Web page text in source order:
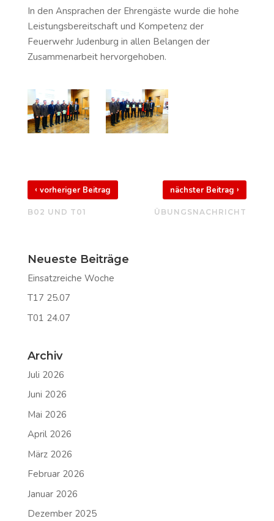
In den Ansprachen der Ehrengäste wurde die hohe
Leistungsbereitschaft und Kompetenz der
Feuerwehr Judenburg in allen Belangen der
Zusammenarbeit hervorgehoben.
‹ vorheriger Beitrag
B02 UND T01
nächster Beitrag›
ÜBUNGSNACHRICHT
Neueste Beiträge
Einsatzreiche Woche
T17 25.07
T01 24.07
Archiv
Juli 2026
Juni 2026
Mai 2026
April 2026
März 2026
Februar 2026
Januar 2026
Dezember 2025